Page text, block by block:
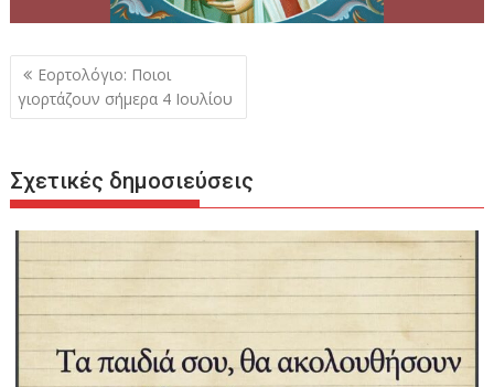
Πλοήγηση
άρθρων
Εορτολόγιο: Ποιοι
γιορτάζουν σήμερα 4 Ιουλίου
Σχετικές δημοσιεύσεις